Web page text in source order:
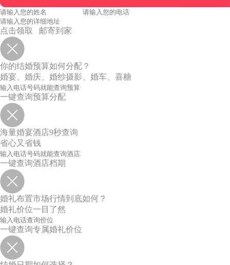
点击领取 邮寄到家
你的结婚预算如何分配？
婚宴、婚庆、婚纱摄影、婚车、喜糖
一键查询预算分配
海量婚宴酒店9秒查询
省心又省钱
一键查询酒店档期
婚礼布置市场行情到底如何？
婚礼价位一目了然
一键查询专属婚礼价位